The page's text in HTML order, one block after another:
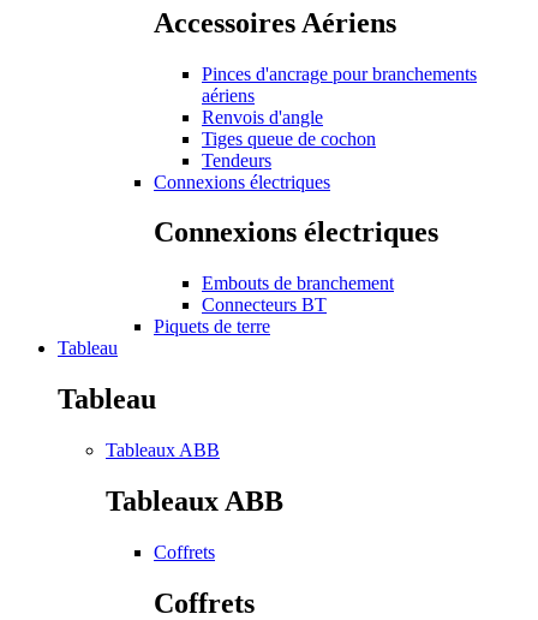
Accessoires Aériens
Pinces d'ancrage pour branchements
aériens
Renvois d'angle
Tiges queue de cochon
Tendeurs
Connexions électriques
Connexions électriques
Embouts de branchement
Connecteurs BT
Piquets de terre
Tableau
Tableau
Tableaux ABB
Tableaux ABB
Coffrets
Coffrets